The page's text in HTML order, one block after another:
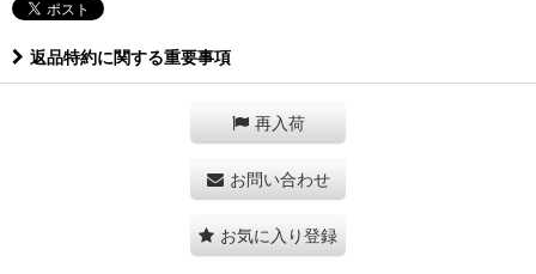
返品特約に関する重要事項
再入荷
お問い合わせ
お気に入り登録